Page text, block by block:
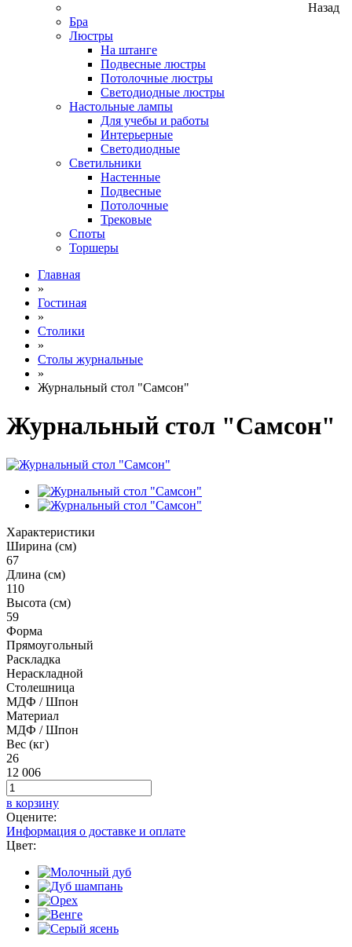
Назад
Бра
Люстры
На штанге
Подвесные люстры
Потолочные люстры
Светодиодные люстры
Настольные лампы
Для учебы и работы
Интерьерные
Светодиодные
Светильники
Настенные
Подвесные
Потолочные
Трековые
Споты
Торшеры
Главная
»
Гостиная
»
Столики
»
Столы журнальные
»
Журнальный стол "Самсон"
Журнальный стол "Самсон"
Характеристики
Ширина (см)
67
Длина (см)
110
Высота (см)
59
Форма
Прямоугольный
Раскладка
Нераскладной
Столешница
МДФ / Шпон
Материал
МДФ / Шпон
Вес (кг)
26
12 006
в корзину
Оцените:
Информация о доставке и оплате
Цвет: